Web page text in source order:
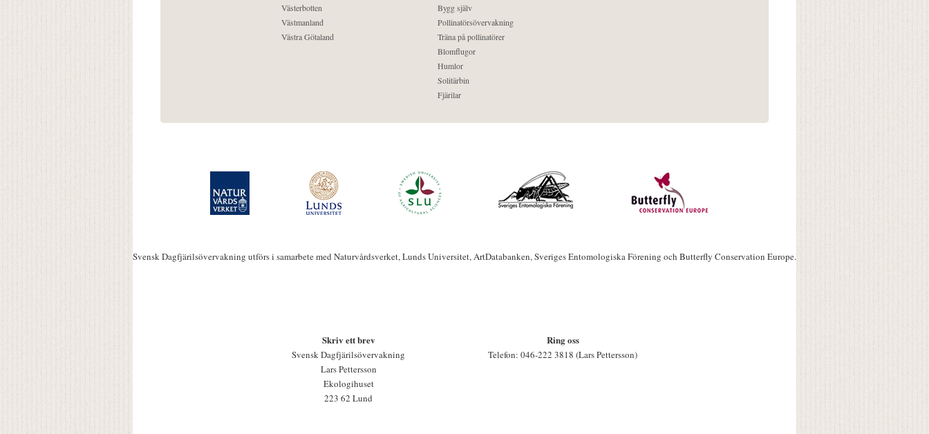
Västerbotten
Västmanland
Västra Götaland
Bygg själv
Pollinatörsövervakning
Träna på pollinatörer
Blomflugor
Humlor
Solitärbin
Fjärilar
Svensk Dagfjärilsövervakning utförs i samarbete med Naturvårdsverket, Lunds Universitet, ArtDatabanken, Sveriges Entomologiska Förening och Butterfly Conservation Europe.
Skriv ett brev
Svensk Dagfjärilsövervakning
Lars Pettersson
Ekologihuset
223 62 Lund
Ring oss
Telefon: 046-222 3818 (Lars Pettersson)